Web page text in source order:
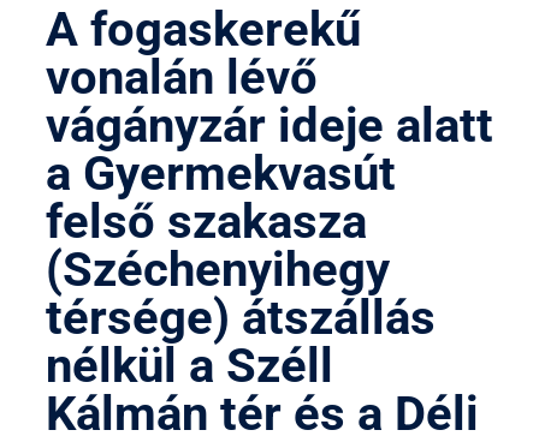
A fogaskerekű
vonalán lévő
vágányzár ideje alatt
a Gyermekvasút
felső szakasza
(Széchenyihegy
térsége) átszállás
nélkül a Széll
Kálmán tér és a Déli